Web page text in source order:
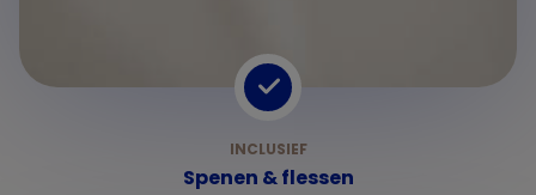
Spenen & flessen